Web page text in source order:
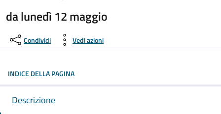
da lunedì 12 maggio
Condividi Vedi azioni
INDICE DELLA PAGINA
Descrizione